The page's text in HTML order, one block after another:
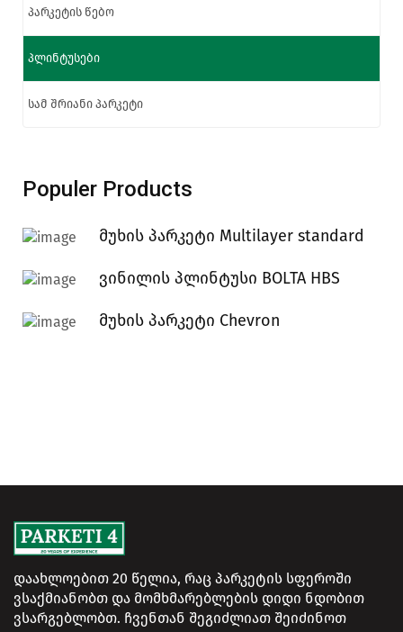
პარკეტის წებო
პლინტუსები
სამ შრიანი პარკეტი
Populer Products
მუხის პარკეტი Multilayer standard
ვინილის პლინტუსი BOLTA HBS
მუხის პარკეტი Chevron
დაახლოებით 20 წელია, რაც პარკეტის სფეროში
ვსაქმიანობთ და მომხმარებლების დიდი ნდობით
ვსარგებლობთ. ჩვენთან შეგიძლიათ შეიძინოთ